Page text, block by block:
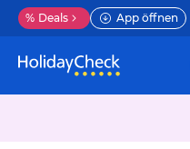
% Deals App öffnen